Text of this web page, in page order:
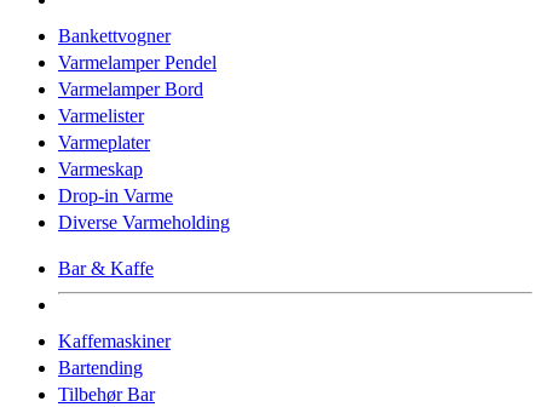
Bankettvogner
Varmelamper Pendel
Varmelamper Bord
Varmelister
Varmeplater
Varmeskap
Drop-in Varme
Diverse Varmeholding
Bar & Kaffe
Kaffemaskiner
Bartending
Tilbehør Bar